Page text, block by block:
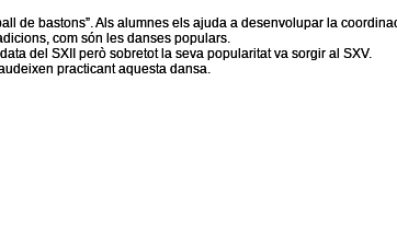
de bastons”. Als alumnes els ajuda a desenvolupar la
com són les danses populars.
del SXII però sobretot la seva popularitat va sorgir al SXV.
practicant aquesta dansa.